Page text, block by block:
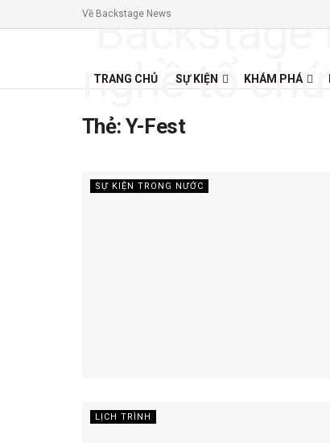
Về Backstage News
TRANG CHỦ SỰ KIỆN KHÁM PHÁ
Thẻ:Y-Fest
SỰ KIỆN TRONG NƯỚC
LỊCH TRÌNH